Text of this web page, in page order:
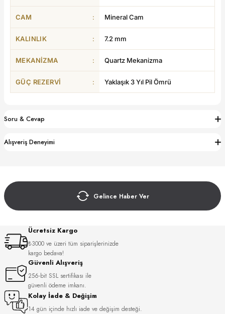
CAM : Mineral Cam
KALINLIK : 7.2 mm
MEKANIZMA : Quartz Mekanizma
GÜÇ REZERVI : Yaklaşık 3 Yıl Pil Ömrü
Soru & Cevap
Alışveriş Deneyimi
Gelince Haber Ver
Ücretsiz Kargo
₺3000 ve üzeri tüm siparişlerinizde
kargo bedava!
Güvenli Alışveriş
256-bit SSL sertifikası ile
güvenli ödeme imkanı.
Kolay İade & Değişim
14 gün içinde hızlı iade ve değişim desteği.